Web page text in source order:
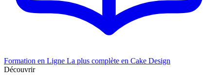
Formation en Ligne La plus complète en Cake Design
Découvrir